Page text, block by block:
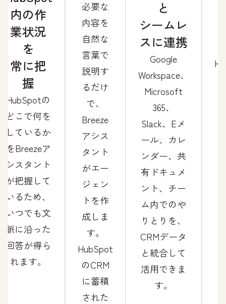
内の作
業状況
を
常に把
握
HubSpotの
どこで何を
しているか
をBreezeア
シスタント
が把握して
いるため、
いつでも文
脈に沿った
回答が得ら
れます。
必要な
内容を
自然な
言葉で
説明す
るだけ
で、
Breeze
アシス
タント
がエー
ジェン
トを作
成しま
す。
HubSpot
のCRM
に蓄積
された
と
シームレ
スに連携
Google
Workspace、
Microsoft
365、
Slack、Eメ
ール、カレ
ンダー、共
有ドキュメ
ント、チー
ム内でのや
りとりを、
CRMデータ
と統合して
活用できま
す。